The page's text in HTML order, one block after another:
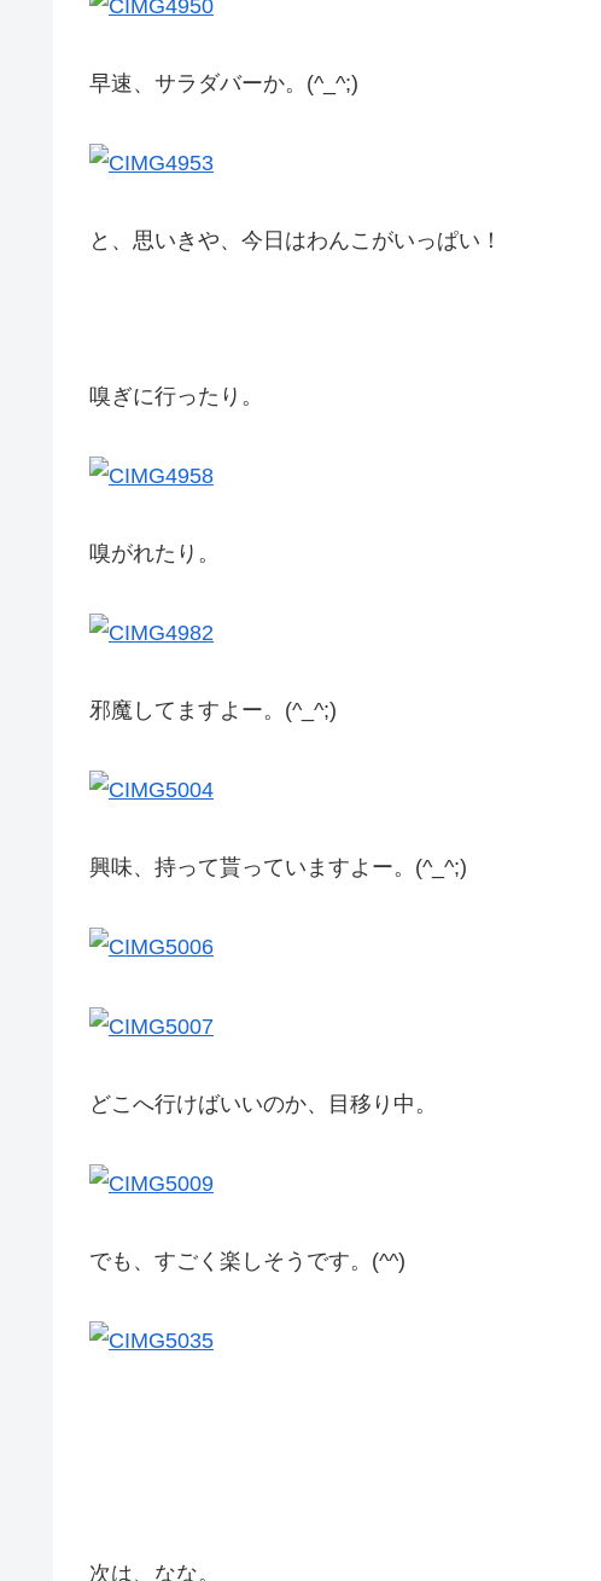
早速、サラダバーか。(^_^;)
と、思いきや、今日はわんこがいっぱい！
嗅ぎに行ったり。
嗅がれたり。
邪魔してますよー。(^_^;)
興味、持って貰っていますよー。(^_^;)
どこへ行けばいいのか、目移り中。
でも、すごく楽しそうです。(^^)
次は、なな。